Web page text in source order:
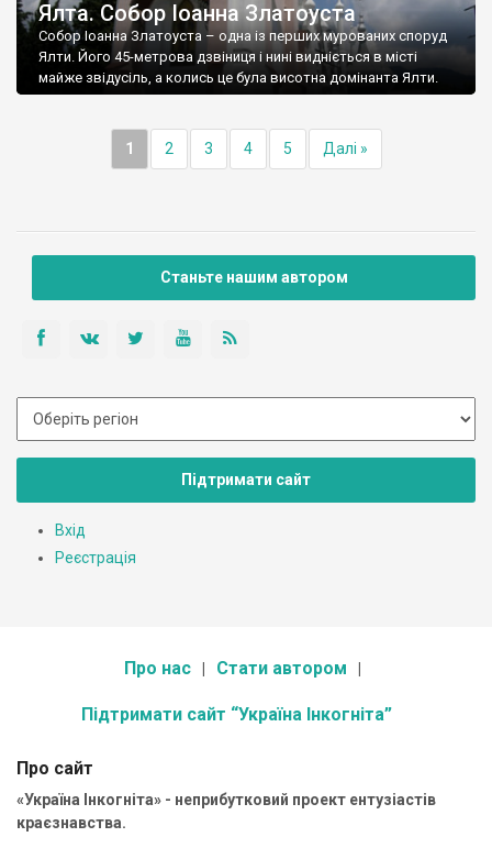
Ялта. Собор Іоанна Златоуста
Собор Іоанна Златоуста – одна із перших мурованих споруд
Ялти. Його 45-метрова дзвіниця і нині видніється в місті
майже звідусіль, а колись це була висотна домінанта Ялти.
1 2 3 4 5 Далі »
Станьте нашим автором
Підтримати сайт
Вхід
Реєстрація
Про нас Стати автором
Підтримати сайт “Україна Інкогніта”
Про сайт
«Україна Інкогніта» - неприбутковий проект ентузіастів
краєзнавства.